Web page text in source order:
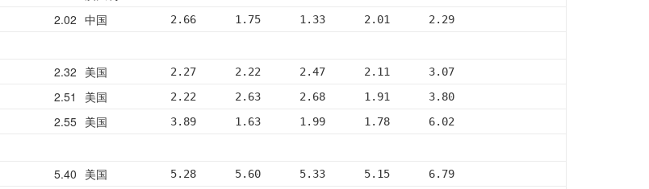
2.02 中国 2.66      1.75      1.33      2.01      2.29
2.32 美国 2.27      2.22      2.47      2.11      3.07
2.51 美国 2.22      2.63      2.68      1.91      3.80
2.55 美国 3.89      1.63      1.99      1.78      6.02
5.40 美国 5.28      5.60      5.33      5.15      6.79